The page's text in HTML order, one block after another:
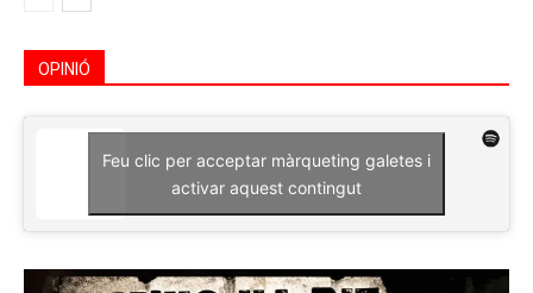
OPINIÓ
Feu clic per acceptar màrqueting galetes i
activar aquest contingut